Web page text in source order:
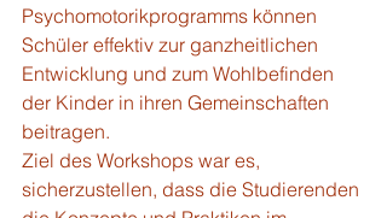
Psychomotorikprogramms können
Schüler effektiv zur ganzheitlichen
Entwicklung und zum Wohlbefinden
der Kinder in ihren Gemeinschaften
beitragen.
Ziel des Workshops war es,
sicherzustellen, dass die Studierenden